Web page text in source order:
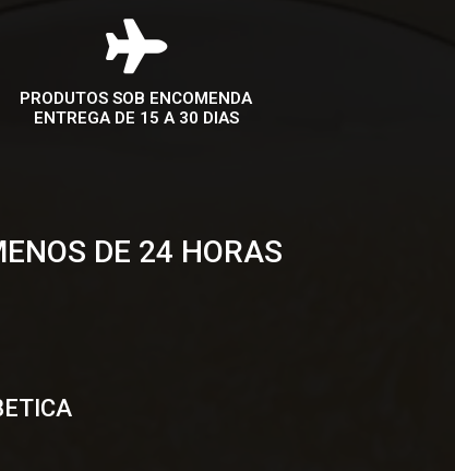
PRODUTOS SOB ENCOMENDA
ENTREGA DE 15 A 30 DIAS
DE 24 HORAS